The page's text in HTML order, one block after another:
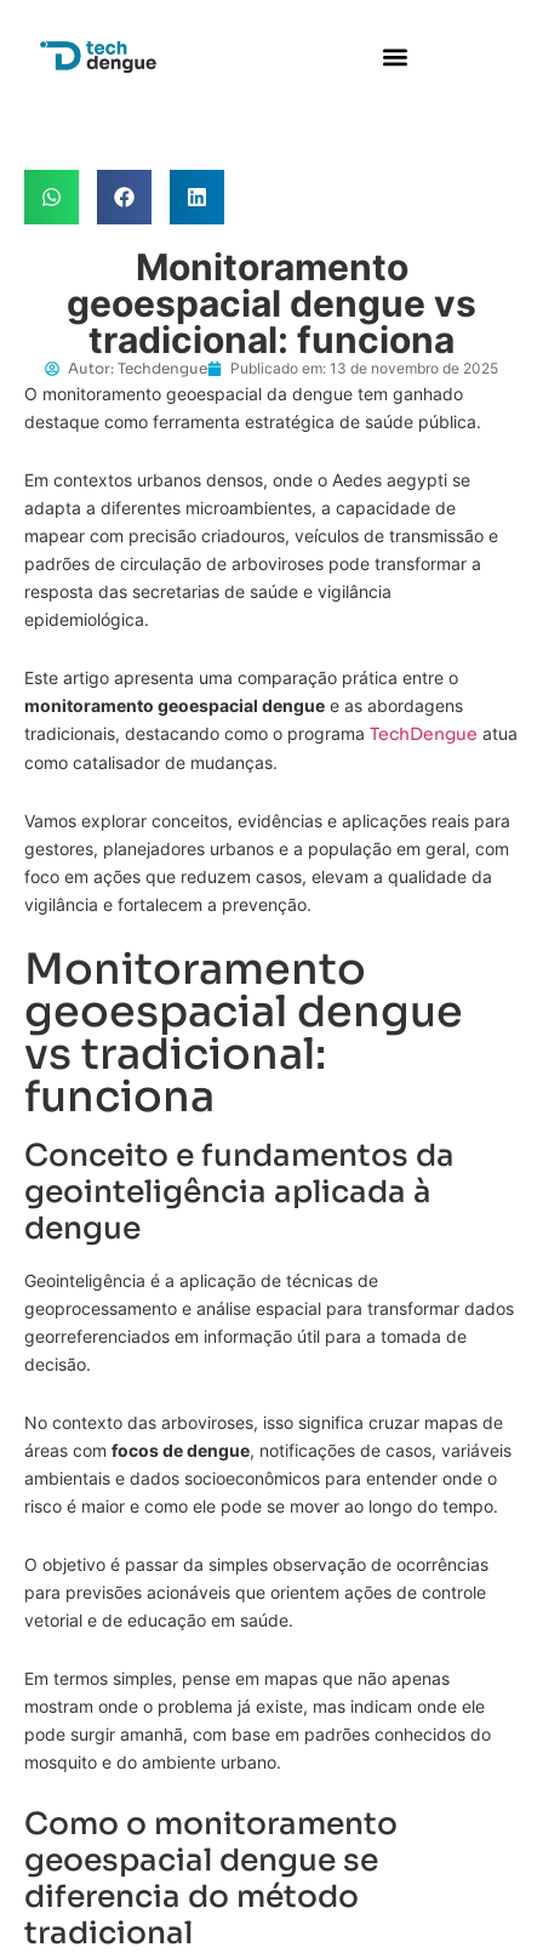
Monitoramento
geoespacial dengue vs
tradicional: funciona
Autor: Techdengue Publicado em: 13 de novembro de 2025
O monitoramento geoespacial da dengue tem ganhado
destaque como ferramenta estratégica de saúde pública.
Em contextos urbanos densos, onde o Aedes aegypti se
adapta a diferentes microambientes, a capacidade de
mapear com precisão criadouros, veículos de transmissão e
padrões de circulação de arboviroses pode transformar a
resposta das secretarias de saúde e vigilância
epidemiológica.
Este artigo apresenta uma comparação prática entre o
monitoramento geoespacial dengue e as abordagens
tradicionais, destacando como o programa TechDengue atua
como catalisador de mudanças.
Vamos explorar conceitos, evidências e aplicações reais para
gestores, planejadores urbanos e a população em geral, com
foco em ações que reduzem casos, elevam a qualidade da
vigilância e fortalecem a prevenção.
Monitoramento
geoespacial dengue
vs tradicional:
funciona
Conceito e fundamentos da
geointeligência aplicada à
dengue
Geointeligência é a aplicação de técnicas de
geoprocessamento e análise espacial para transformar dados
georreferenciados em informação útil para a tomada de
decisão.
No contexto das arboviroses, isso significa cruzar mapas de
áreas com focos de dengue, notificações de casos, variáveis
ambientais e dados socioeconômicos para entender onde o
risco é maior e como ele pode se mover ao longo do tempo.
O objetivo é passar da simples observação de ocorrências
para previsões acionáveis que orientem ações de controle
vetorial e de educação em saúde.
Em termos simples, pense em mapas que não apenas
mostram onde o problema já existe, mas indicam onde ele
pode surgir amanhã, com base em padrões conhecidos do
mosquito e do ambiente urbano.
Como o monitoramento
geoespacial dengue se
diferencia do método
tradicional